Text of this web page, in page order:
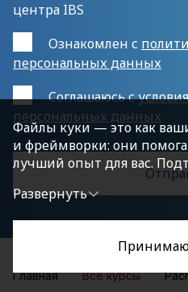
центра IBS
Ознакомлен с
персональных данных
Cоглашаюсь с
персональных данных
Главная Все курсы
Файлы куки — это как
и фреймворки: они
лучший опыт для вас.
политикой
«Принимаю условия»,
Развернуть
Принимаю